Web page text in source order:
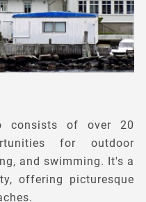
consists of over 20
for outdoor
and swimming. It's a
offering picturesque